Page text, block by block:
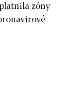
zóny